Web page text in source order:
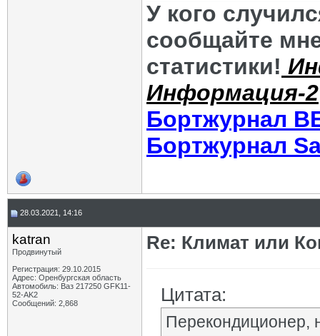
У кого
сообщайте
статистики!
Информация-2
Бортжурнал
Бортжурнал
28.03.2021, 14:16
katran
Продвинутый
Регистрация: 29.10.2015
Адрес: Оренбургская область
Автомобиль: Ваз 217250 GFK11-
52-AK2
Сообщений: 2,868
Re: Климат или
Цитата:
Перекондиционер,